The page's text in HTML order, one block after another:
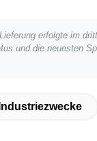
erfolgte im
und die neuesten